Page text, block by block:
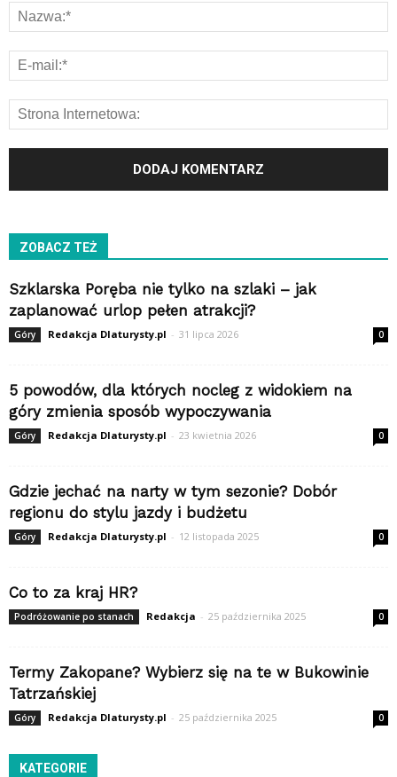
ZOBACZ TEŻ
Szklarska Poręba nie tylko na szlaki – jak
zaplanować urlop pełen atrakcji?
Góry Redakcja Dlaturysty.pl - 31 lipca 2026 0
5 powodów, dla których nocleg z widokiem na
góry zmienia sposób wypoczywania
Góry Redakcja Dlaturysty.pl - 23 kwietnia 2026 0
Gdzie jechać na narty w tym sezonie? Dobór
regionu do stylu jazdy i budżetu
Góry Redakcja Dlaturysty.pl - 12 listopada 2025 0
Co to za kraj HR?
Podróżowanie po stanach Redakcja - 25 października 2025 0
Termy Zakopane? Wybierz się na te w Bukowinie
Tatrzańskiej
Góry Redakcja Dlaturysty.pl - 25 października 2025 0
KATEGORIE